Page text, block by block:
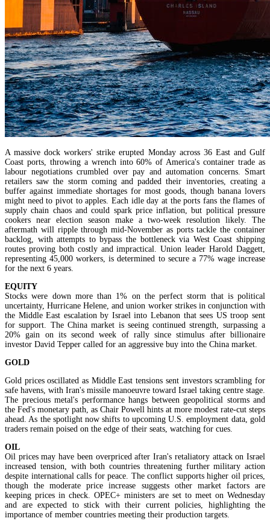
A massive dock workers' strike erupted Monday across 36 East and Gulf
Coast ports, throwing a wrench into 60% of America's container trade as
labour negotiations crumbled over pay and automation concerns. Smart
retailers saw the storm coming and padded their inventories, creating a
buffer against immediate shortages for most goods, though banana lovers
might need to pivot to apples. Each idle day at the ports fans the flames of
supply chain chaos and could spark price inflation, but political pressure
cookers near election season make a two-week resolution likely. The
aftermath will ripple through mid-November as ports tackle the container
backlog, with attempts to bypass the bottleneck via West Coast shipping
routes proving both costly and impractical. Union leader Harold Daggett,
representing 45,000 workers, is determined to secure a 77% wage increase
for the next 6 years.
EQUITY
Stocks were down more than 1% on the perfect storm that is political
uncertainty, Hurricane Helene, and union worker strikes in conjunction with
the Middle East escalation by Israel into Lebanon that sees US troop sent
for support. The China market is seeing continued strength, surpassing a
20% gain on its second week of rally since stimulus after billionaire
investor David Tepper called for an aggressive buy into the China market.
GOLD
Gold prices oscillated as Middle East tensions sent investors scrambling for
safe havens, with Iran's missile manoeuvre toward Israel taking centre stage.
The precious metal's performance hangs between geopolitical storms and
the Fed's monetary path, as Chair Powell hints at more modest rate-cut steps
ahead. As the spotlight now shifts to upcoming U.S. employment data, gold
traders remain poised on the edge of their seats, watching for cues.
OIL
Oil prices may have been overpriced after Iran's retaliatory attack on Israel
increased tension, with both countries threatening further military action
despite international calls for peace. The conflict supports higher oil prices,
though the moderate price increase suggests other market factors are
keeping prices in check. OPEC+ ministers are set to meet on Wednesday
and are expected to stick with their current policies, highlighting the
importance of member countries meeting their production targets.